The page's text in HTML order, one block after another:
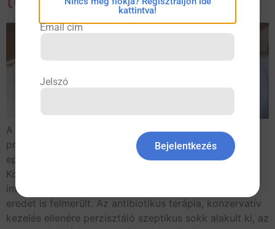
A 42 éves nőbeteg képalkotó vizsgálatokkal igazolt
pneumoniával, ileitis terminalissal, hydropsosan tágult
epehólyaggal, ileussal került intenzív osztályunkra.
Kolonoszkópiával egy vérzékeny, neoplasztikusnak
imponáló területet találtunk, aminél az ischaemiás
eredet is felmerült. Az antibiotikus terápia, konzervatív
kezelés ellenére perzisztáló szeptikus sokk alakult ki, az
kattintva!
Email cím
Jelszó
Bejelentkezés